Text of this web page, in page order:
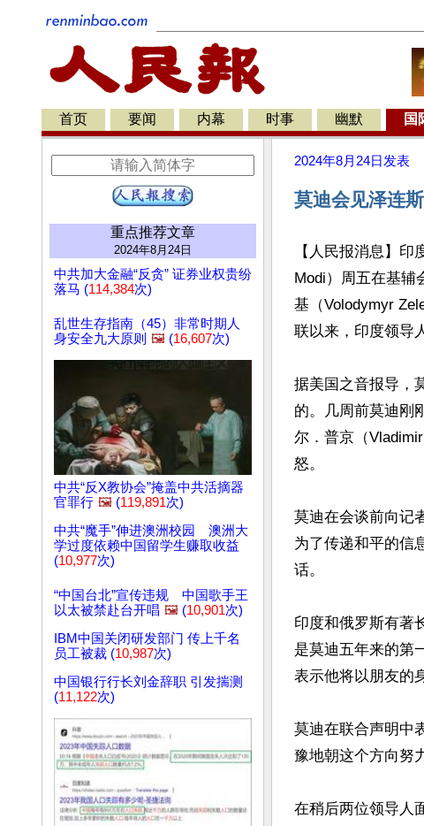
首页 要闻 内幕 时事 幽默 国
重点推荐文章
2024年8月24日
中共加大金融“反贪” 证券业权贵纷
落马 (114,384次)
乱世生存指南（45）非常时期人
身安全九大原则 🖼️ (16,607次)
中共“反X教协会”掩盖中共活摘器
官罪行 🖼️ (119,891次)
中共“魔手”伸进澳洲校园 澳洲大
学过度依赖中国留学生赚取收益
(10,977次)
“中国台北”宣传违规 中国歌手王
以太被禁赴台开唱 🖼️ (10,901次)
IBM中国关闭研发部门 传上千名
员工被裁 (10,987次)
中国银行行长刘金辞职 引发揣测
(11,122次)
2024年8月24日 发表
莫迪会见泽连
【人民报消息】
Modi）周五在基辅
基（Volodymyr
联以来，印度领导
据美国之音报导，
的。几周前莫迪刚
尔．普京（
怒。
莫迪在会谈前向记
为了传递和平的信
话。
印度和俄罗斯有著
是莫迪五年来的第
表示他将以朋友的
莫迪在联合声明中
豫地朝这个方向努
在稍后两位领导人